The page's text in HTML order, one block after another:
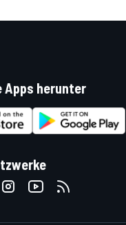
Apps herunter